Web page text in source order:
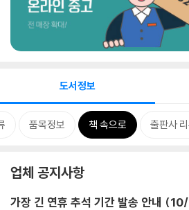
도서정보
품목정보 책 속으로 출판사
업체 공지사항
가장 긴 연휴 추석 기간 발송 안내